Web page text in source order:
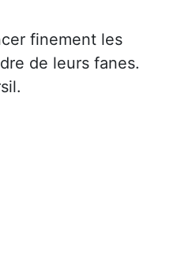
finement les
de leurs fanes.